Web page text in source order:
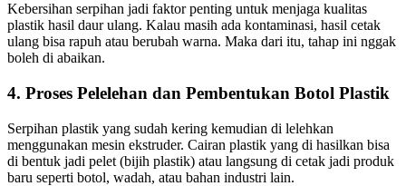
Kebersihan serpihan jadi faktor penting untuk menjaga kualitas
plastik hasil daur ulang. Kalau masih ada kontaminasi, hasil cetak
ulang bisa rapuh atau berubah warna. Maka dari itu, tahap ini nggak
boleh di abaikan.
4. Proses Pelelehan dan Pembentukan Botol Plastik
Serpihan plastik yang sudah kering kemudian di lelehkan
menggunakan mesin ekstruder. Cairan plastik yang di hasilkan bisa
di bentuk jadi pelet (bijih plastik) atau langsung di cetak jadi produk
baru seperti botol, wadah, atau bahan industri lain.